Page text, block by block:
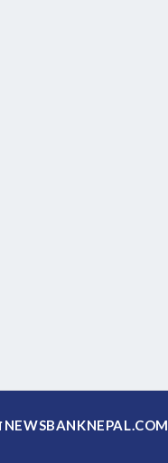
NEWSBANKNEPAL.COM